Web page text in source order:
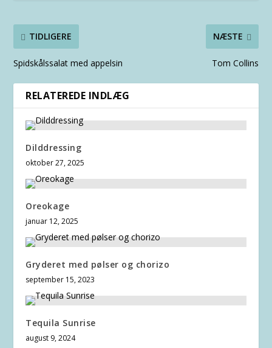
TIDLIGERE
Spidskålssalat med appelsin
NÆSTE
Tom Collins
RELATEREDE INDLÆG
Dilddressing
oktober 27, 2025
Oreokage
januar 12, 2025
Gryderet med pølser og chorizo
september 15, 2023
Tequila Sunrise
august 9, 2024